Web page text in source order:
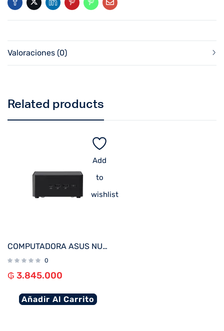
Valoraciones (0)
Related products
Add
to
wishlist
COMPUTADORA ASUS NUC PRO RNUC14RVHI300001I CORE 3 1.2/HDMI/WIFI/BT/RED/DDR5/USB
0
₲ 3.845.000
Añadir Al Carrito